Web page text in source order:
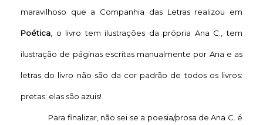
maravilhoso que a Companhia das Letras realizou em
Poética , o livro tem ilustrações da própria Ana C., tem
ilustração de páginas escritas manualmente por Ana e as
letras do livro não são da cor padrão de todos os livros:
pretas; elas são azuis!
Para finalizar, não sei se a poesia/prosa de Ana C. é